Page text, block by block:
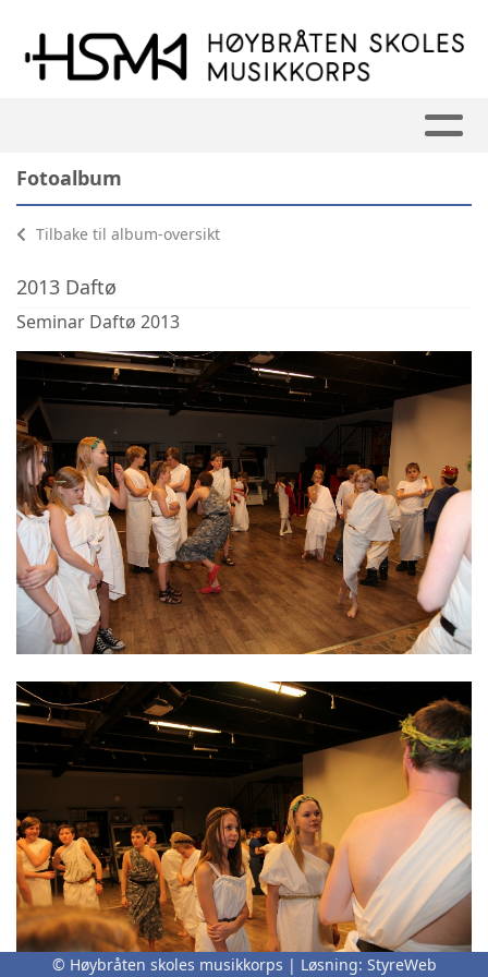
Fotoalbum
Tilbake til album-oversikt
2013 Daftø
Seminar Daftø 2013
© Høybråten skoles musikkorps | Løsning: StyreWeb